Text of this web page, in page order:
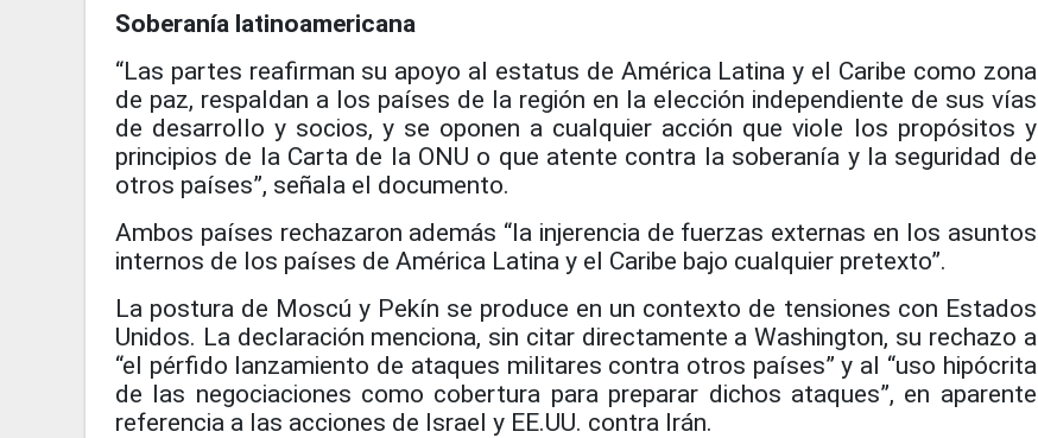
Soberanía latinoamericana
“Las partes reafirman su apoyo al estatus de América Latina y el Caribe como zona
de paz, respaldan a los países de la región en la elección independiente de sus vías
de desarrollo y socios, y se oponen a cualquier acción que viole los propósitos y
principios de la Carta de la ONU o que atente contra la soberanía y la seguridad de
otros países”, señala el documento.
Ambos países rechazaron además “la injerencia de fuerzas externas en los asuntos
internos de los países de América Latina y el Caribe bajo cualquier pretexto”.
La postura de Moscú y Pekín se produce en un contexto de tensiones con Estados
Unidos. La declaración menciona, sin citar directamente a Washington, su rechazo a
“el pérfido lanzamiento de ataques militares contra otros países” y al “uso hipócrita
de las negociaciones como cobertura para preparar dichos ataques”, en aparente
referencia a las acciones de Israel y EE.UU. contra Irán.